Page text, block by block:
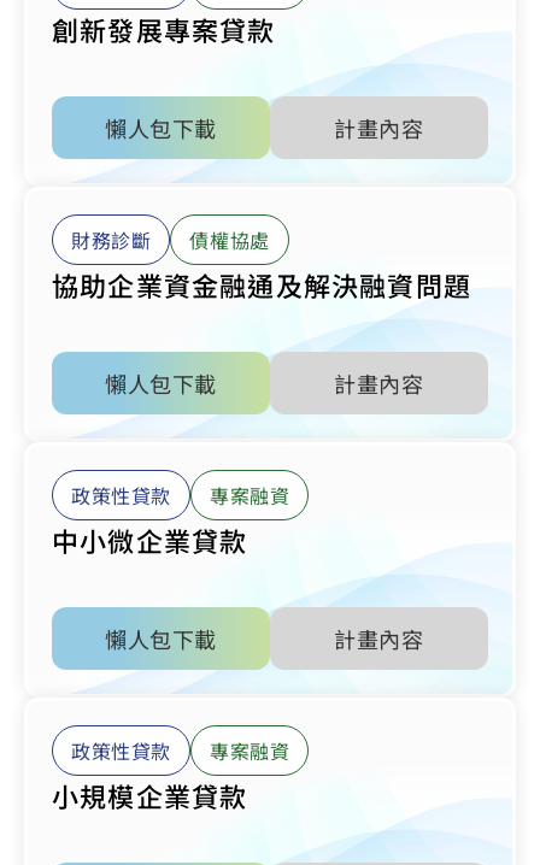
創新發展專案貸款
懶人包下載 計畫內容
財務診斷 債權協處
協助企業資金融通及解決融資問題
懶人包下載 計畫內容
政策性貸款 專案融資
中小微企業貸款
懶人包下載 計畫內容
政策性貸款 專案融資
小規模企業貸款